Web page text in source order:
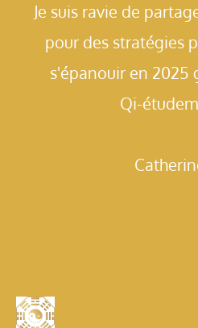
Je suis ravie de
pour des stratégies
s'épanouir en 2025
Qi-